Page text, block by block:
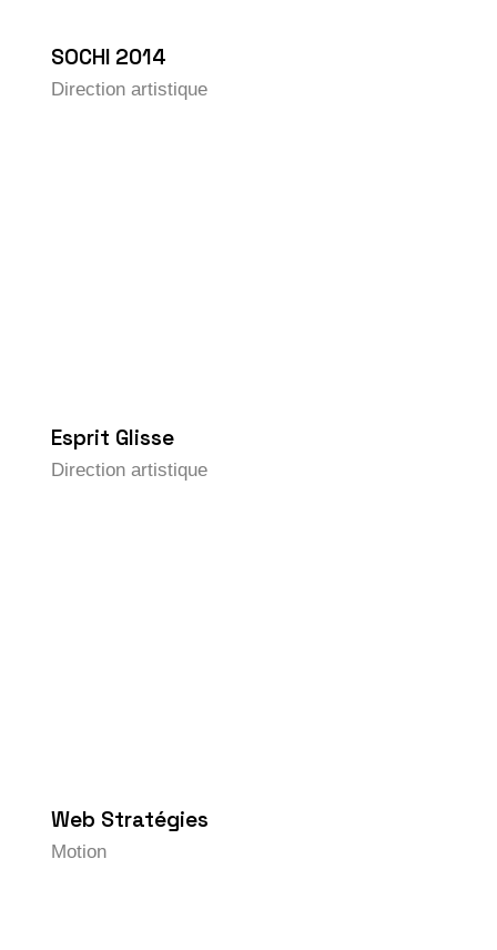
SOCHI 2014
Direction artistique
Esprit Glisse
Direction artistique
Web Stratégies
Motion